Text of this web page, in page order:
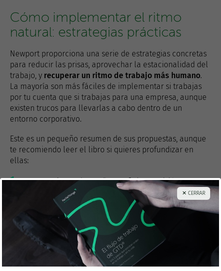
Cómo implementar el ritmo
natural: estrategias prácticas
Newport proporciona una serie de estrategias concretas
para reducir las prisas, aprovechar la estacionalidad del
trabajo, y recuperar un ritmo de trabajo más humano.
La mayoría son más fáciles de implementar si trabajas
por tu cuenta que si trabajas para una empresa, aunque
existen trucos para llevarlas a cabo dentro de un
entorno corporativo.
Este es un pequeño resumen de sus propuestas, aunque
te recomiendo leer el libro si quieres profundizar en
ellas:
Traza un plan a cinco años. Definir una visión en un
horizonte temporal amplio ayudará a que te mantengas
firme en tus compromisos, pero también te dará
tranquilidad en los periodos en los que el progreso es
más lento.
Duplica las estimaciones de tiempo de tus
. Los humanos somos notoriamente malos
estimando el tiempo que requieren las tareas cognitivas.
✕ CERRAR